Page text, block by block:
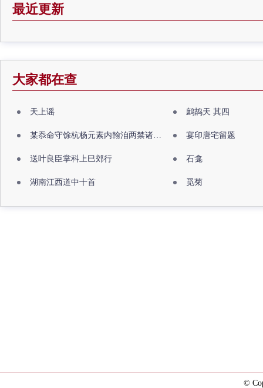
最近更新
大家都在查
天上谣 鹧鸪天 其四
某忝命守馀杭杨元素内翰洎两禁诸公出祖佛寺 宴印唐宅留题
送叶良臣掌科上巳郊行 石龛
湖南江西道中十首 觅菊
©